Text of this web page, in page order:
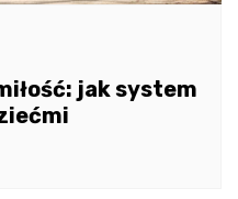
jak system